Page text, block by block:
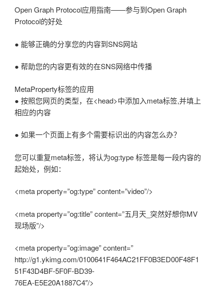
Open Graph Protocol应用指南——参与到Open Graph
Protocol的好处
● 能够正确的分享您的内容到SNS网站
● 帮助您的内容更有效的在SNS网络中传播
MetaProperty标签的应用
● 按照您网页的类型，在<head>中添加入meta标签,并填上
相应的内容
● 如果一个页面上有多个需要标识出的内容怎么办？
您可以重复meta标签，将认为og:type 标签是每一段内容的
起始处，例如：
<meta property=”og:type” content=”video”/>
<meta property=”og:title” content=”五月天_突然好想你MV
现场版”/>
<meta property=”og:image” content=”
http://g1.ykimg.com/0100641F464AC21FF0B3ED00F48F1
51F43D4BF-5F0F-BD39-
76EA-E5E20A1887C4″/>